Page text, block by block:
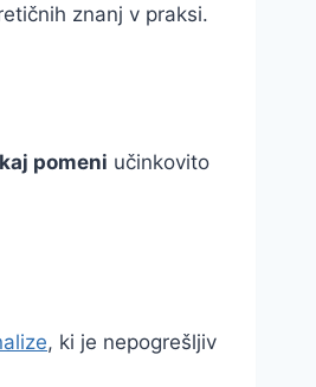
znanj v praksi.
kaj pomeni učinkovito
, ki je nepogrešljiv